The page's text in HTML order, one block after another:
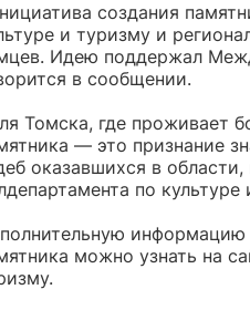
создания
и туризму и
Идею поддержал
в сообщении.
Томска, где проживает
— это признание
оказавшихся в
по
можно узнать на